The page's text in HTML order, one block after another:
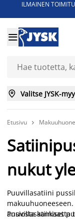
ILMAINEN

 Valitse JYSK-
Etusivu  Makuuhuone
nukut
Puuvillasatiini
ansiosta
Puuvillasatiiniset